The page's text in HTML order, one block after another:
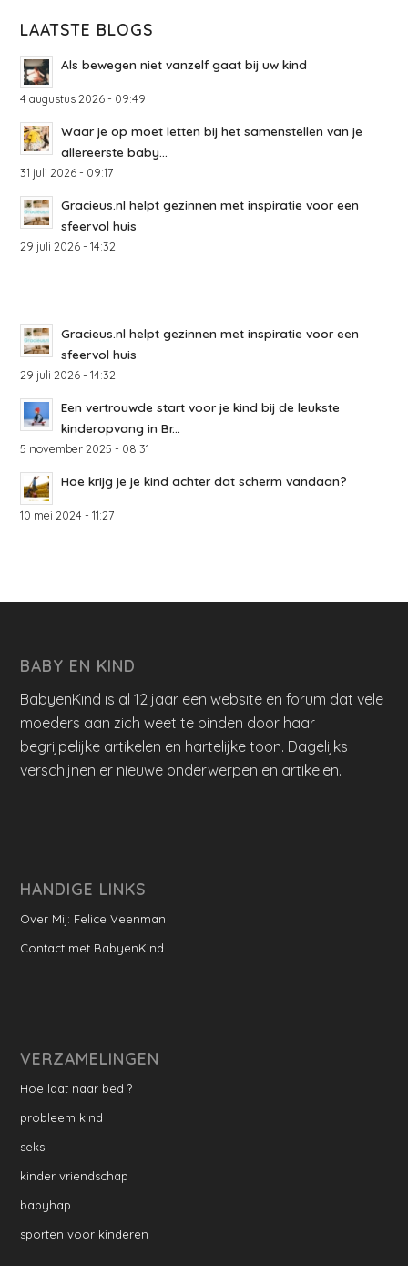
LAATSTE BLOGS
Als bewegen niet vanzelf gaat bij uw kind
4 augustus 2026 - 09:49
Waar je op moet letten bij het samenstellen van je
allereerste baby...
31 juli 2026 - 09:17
Gracieus.nl helpt gezinnen met inspiratie voor een
sfeervol huis
29 juli 2026 - 14:32
Gracieus.nl helpt gezinnen met inspiratie voor een
sfeervol huis
29 juli 2026 - 14:32
Een vertrouwde start voor je kind bij de leukste
kinderopvang in Br...
5 november 2025 - 08:31
Hoe krijg je je kind achter dat scherm vandaan?
10 mei 2024 - 11:27
BABY EN KIND
BabyenKind is al 12 jaar een website en forum dat vele
moeders aan zich weet te binden door haar
begrijpelijke artikelen en hartelijke toon. Dagelijks
verschijnen er nieuwe onderwerpen en artikelen.
HANDIGE LINKS
Over Mij: Felice Veenman
Contact met BabyenKind
VERZAMELINGEN
Hoe laat naar bed ?
probleem kind
seks
kinder vriendschap
babyhap
sporten voor kinderen